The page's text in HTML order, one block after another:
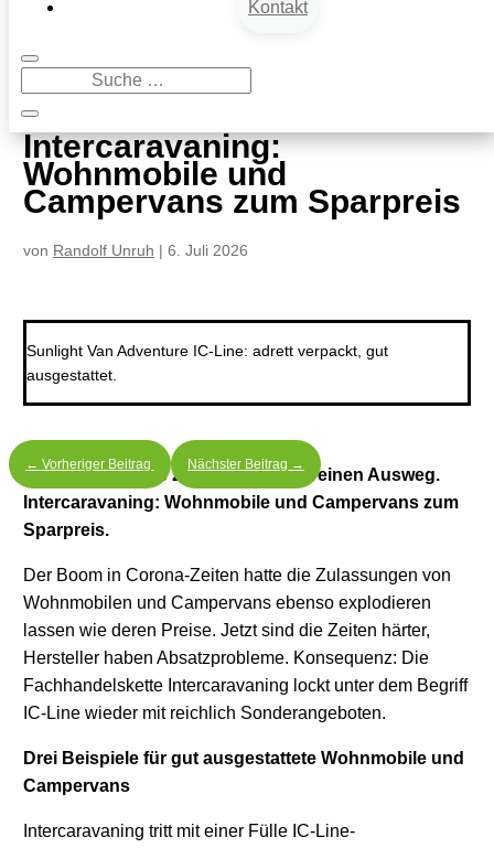
Kontakt
9
Intercaravaning: Wohnmobile und Campervans zum Sparpreis
Intercaravaning:
Wohnmobile und
Campervans zum Sparpreis
von Randolf Unruh | 6. Juli 2026
Sunlight Van Adventure IC-Line: adrett verpackt, gut
ausgestattet.
Freizeitfahrzeuge zu teuer? Es gibt einen Ausweg.
Intercaravaning: Wohnmobile und Campervans zum
Sparpreis.
Der Boom in Corona-Zeiten hatte die Zulassungen von
Wohnmobilen und Campervans ebenso explodieren
lassen wie deren Preise. Jetzt sind die Zeiten härter,
Hersteller haben Absatzprobleme. Konsequenz: Die
Fachhandelskette Intercaravaning lockt unter dem Begriff
IC-Line wieder mit reichlich Sonderangeboten.
Drei Beispiele für gut ausgestattete Wohnmobile und
Campervans
Intercaravaning tritt mit einer Fülle IC-Line-
← Vorheriger Beitrag Nächster Beitrag →